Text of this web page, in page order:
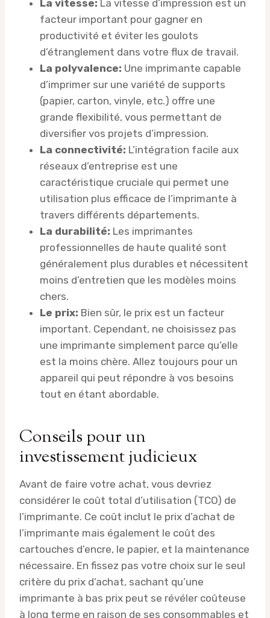
La vitesse: La vitesse d’impression est un
facteur important pour gagner en
productivité et éviter les goulots
d’étranglement dans votre flux de travail.
La polyvalence: Une imprimante capable
d’imprimer sur une variété de supports
(papier, carton, vinyle, etc.) offre une
grande flexibilité, vous permettant de
diversifier vos projets d’impression.
La connectivité: L’intégration facile aux
réseaux d’entreprise est une
caractéristique cruciale qui permet une
utilisation plus efficace de l’imprimante à
travers différents départements.
La durabilité: Les imprimantes
professionnelles de haute qualité sont
généralement plus durables et nécessitent
moins d’entretien que les modèles moins
chers.
Le prix: Bien sûr, le prix est un facteur
important. Cependant, ne choisissez pas
une imprimante simplement parce qu’elle
est la moins chère. Allez toujours pour un
appareil qui peut répondre à vos besoins
tout en étant abordable.
Conseils pour un
investissement judicieux
Avant de faire votre achat, vous devriez
considérer le coût total d’utilisation (TCO) de
l’imprimante. Ce coût inclut le prix d’achat de
l’imprimante mais également le coût des
cartouches d’encre, le papier, et la maintenance
nécessaire. En fissez pas votre choix sur le seul
critère du prix d’achat, sachant qu’une
imprimante à bas prix peut se révéler coûteuse
à long terme en raison de ses consommables et